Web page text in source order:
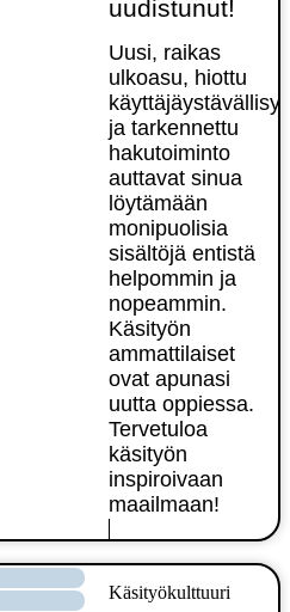
uudistunut!
Uusi, raikas
ulkoasu, hiottu
ja tarkennettu
hakutoiminto
auttavat sinua
löytämään
monipuolisia
sisältöjä entistä
helpommin ja
nopeammin.
Käsityön
ammattilaiset
ovat apunasi
uutta oppiessa.
Tervetuloa
käsityön
inspiroivaan
maailmaan!
Käsityökulttuuri